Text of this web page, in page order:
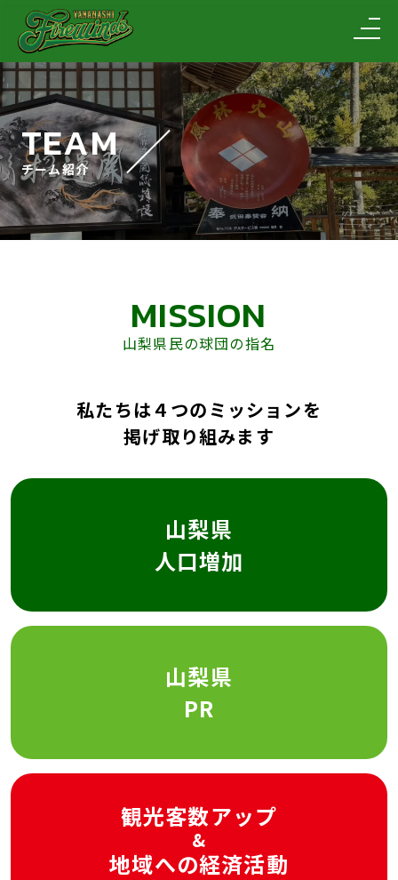
TEAM
チーム紹介
MISSION
山梨県民の球団の指名
私たちは４つのミッションを
掲げ取り組みます
山梨県
人口増加
山梨県
PR
観光客数アップ
&
地域への経済活動